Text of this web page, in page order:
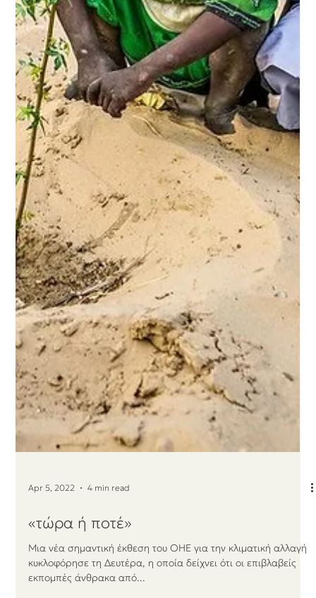
Apr 5, 2022 4 min read
«τώρα ή ποτέ»
Μια νέα σημαντική έκθεση του ΟΗΕ για την κλιματική αλλαγή